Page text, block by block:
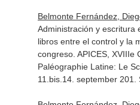
Belmonte Fernández,
Administración y escritura
libros entre el control y la
congreso. APICES, XVIIIe
Paléographie Latine: Le
11.bis.14. september 201.